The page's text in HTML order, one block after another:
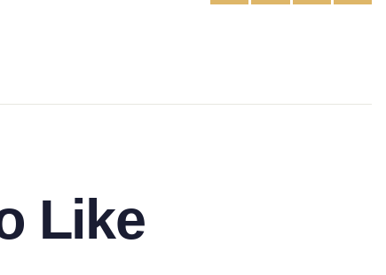
Like